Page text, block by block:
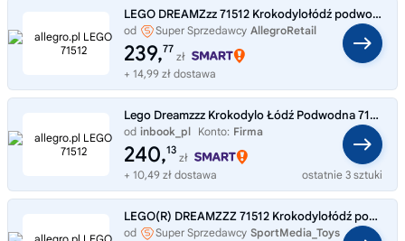
LEGO DREAMZzz 71512 Krokodylołódź podwodna
od Super Sprzedawcy AllegroRetail
239,77
zł
+ 14,99 zł dostawa
Lego Dreamzzz Krokodylo Łódź Podwodna 71512
od inbook_pl Konto: Firma
240,13
zł
+ 10,49 zł dostawa
ostatnie 3 sztuki
LEGO(R) DREAMZZZ 71512 Krokodylołódź podwodna
od Super Sprzedawcy SportMedia_Toys